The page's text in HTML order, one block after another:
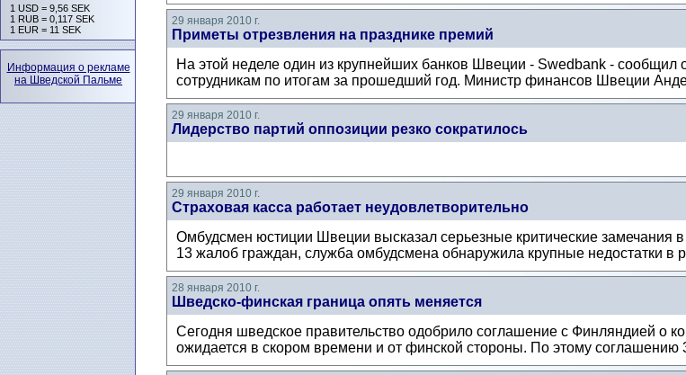
29 января 2010 г.
Приметы отрезвления на празднике премий
На этой неделе один из крупнейших банков Швеции - Swedbank - сообщил
сотрудникам по итогам за прошедший год. Министр финансов Швеции
29 января 2010 г.
Лидерство партий оппозиции резко сократилось
29 января 2010 г.
Страховая касса работает неудовлетворительно
Омбудсмен юстиции Швеции высказал серьезные критические замечания
13 жалоб граждан, служба омбудсмена обнаружила крупные недостатки в
28 января 2010 г.
Шведско-финская граница опять меняется
Сегодня шведское правительство одобрило соглашение с Финляндией о
ожидается в скором времени и от финской стороны. По этому соглашению
1 USD = 9,56 SEK
1 RUB = 0,117 SEK
1 EUR = 11 SEK
Информация о рекламе
на Шведской Пальме